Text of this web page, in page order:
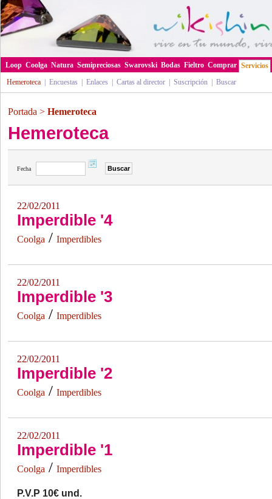
Loop Coolga Natura Semipreciosas Swarovski Bodas Fieltro Comprar Servicios
Hemeroteca
Encuestas Enlaces Cartas al director Suscripción Buscar
Portada > Hemeroteca
Hemeroteca
Fecha
22/02/2011
Imperdible '4
Coolga / Imperdibles
22/02/2011
Imperdible '3
Coolga / Imperdibles
22/02/2011
Imperdible '2
Coolga / Imperdibles
22/02/2011
Imperdible '1
Coolga / Imperdibles
P.V.P 10€ und.